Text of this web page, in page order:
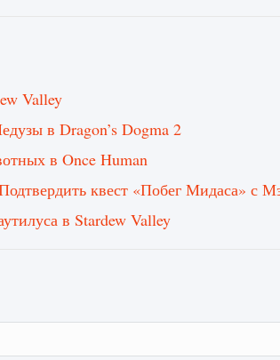
Valley
в Dragon’s Dogma 2
в Once Human
квест «Побег Мидаса» с
в Stardew Valley